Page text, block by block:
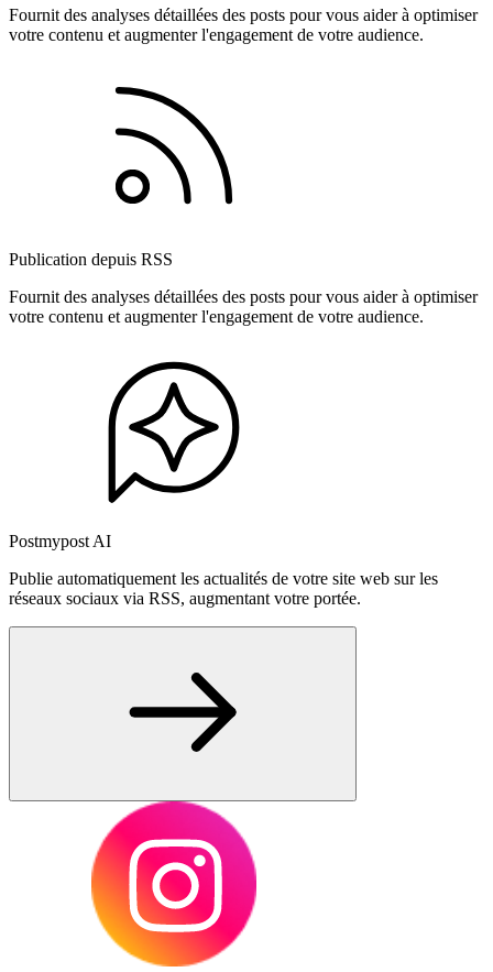
Fournit des analyses détaillées des posts pour vous aider à optimiser
votre contenu et augmenter l'engagement de votre audience.
Publication depuis RSS
Fournit des analyses détaillées des posts pour vous aider à optimiser
votre contenu et augmenter l'engagement de votre audience.
Postmypost AI
Publie automatiquement les actualités de votre site web sur les
réseaux sociaux via RSS, augmentant votre portée.